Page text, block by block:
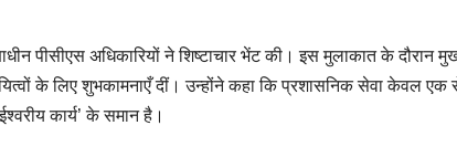
पीसीएस अधिकारियों ने शिष्टाचार भेंट की। इस मुलाकात के दौरान
के लिए शुभकामनाएँ दीं। उन्होंने कहा कि प्रशासनिक सेवा केवल एक
कार्य’ के समान है।